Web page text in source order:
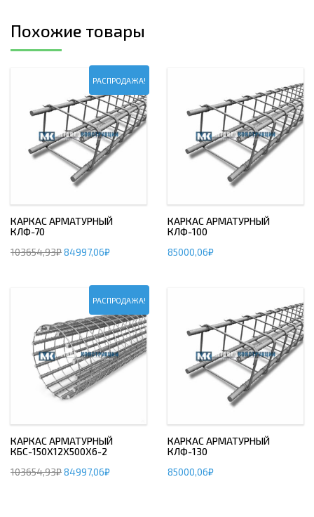
Похожие товары
РАСПРОДАЖА!
КАРКАС АРМАТУРНЫЙ
КЛФ-70
103654,93₽84997,06₽
КАРКАС АРМАТУРНЫЙ
КЛФ-100
85000,06₽
РАСПРОДАЖА!
КАРКАС АРМАТУРНЫЙ
КБС-150Х12Х500Х6-2
103654,93₽84997,06₽
КАРКАС АРМАТУРНЫЙ
КЛФ-130
85000,06₽